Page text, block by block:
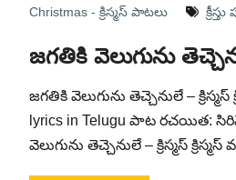
Christmas - క్రిస్మస్ పాటలు
జగతికి వెలుగును
జగతికి వెలుగును తెచ్చెనులే – క్రిస్మస్
lyrics in Telugu పాట రచయిత:
వెలుగును తెచ్చెనులే – క్రిస్మస్